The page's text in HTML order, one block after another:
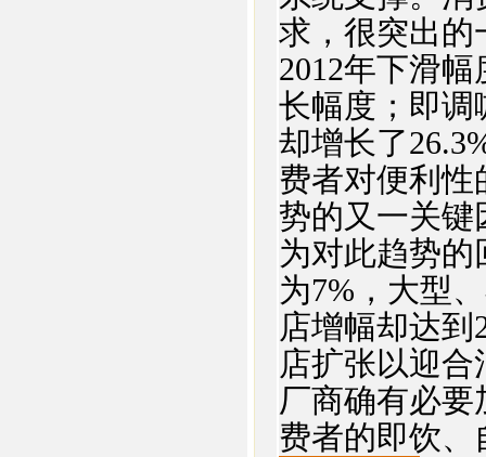
求，很突出的
2012年下滑
长幅度；即调
却增长了
费者对便利
势的又一关
为对此趋势的
为7%，大型
店增幅却达
店扩张以迎
厂商确有必要
费者的即饮、